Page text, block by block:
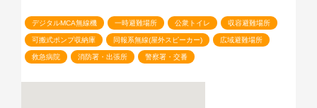
デジタルMCA無線機 一時避難場所 公衆トイレ 収容避難場所
可搬式ポンプ収納庫 同報系無線(屋外スピーカー) 広域避難場所
救急病院 消防署・出張所 警察署・交番